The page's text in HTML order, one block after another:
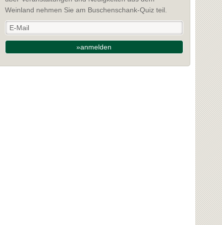
Weinland nehmen Sie am Buschenschank-Quiz teil.
»anmelden